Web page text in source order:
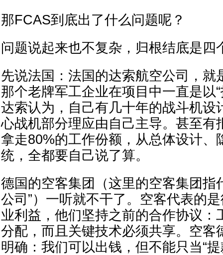
那FCAS到底出了什么问题呢？
问题说起来也不复杂，归根结底是四
先说法国：法国的达索航空公司，就
那个老牌军工企业在项目中一直是以
达索认为，自己有几十年的战斗机设
心战机部分理应由自己主导。甚至有
拿走80%的工作份额，从总体设计、
统，全都要自己说了算。
德国的空客集团（这里的空客集团指
公司”）一听就不干了。空客代表的
业利益，他们坚持之前的合作协议：
分配，而且关键技术必须共享。空客
明确：我们可以出钱，但不能只当“提